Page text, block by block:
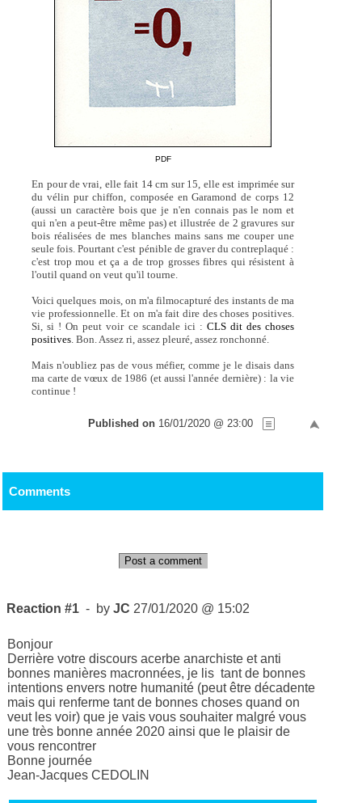
PDF
En pour de vrai, elle fait 14 cm sur 15, elle est imprimée sur
du vélin pur chiffon, composée en Garamond de corps 12
(aussi un caractère bois que je n'en connais pas le nom et
qui n'en a peut-être même pas) et illustrée de 2 gravures sur
bois réalisées de mes blanches mains sans me couper une
seule fois. Pourtant c'est pénible de graver du contreplaqué :
c'est trop mou et ça a de trop grosses fibres qui résistent à
l'outil quand on veut qu'il tourne.
Voici quelques mois, on m'a filmocapturé des instants de ma
vie professionnelle. Et on m'a fait dire des choses positives.
Si, si ! On peut voir ce scandale ici : CLS dit des choses
positives . Bon. Assez ri, assez pleuré, assez ronchonné.
Mais n'oubliez pas de vous méfier, comme je le disais dans
ma carte de vœux de 1986 (et aussi l'année dernière) : la vie
continue !
Published on 16/01/2020 @ 23:00
Comments
Post a comment
Reaction #1 - byJC 27/01/2020 @ 15:02
Bonjour
Derrière votre discours acerbe anarchiste et anti
bonnes manières macronnées, je lis tant de bonnes
intentions envers notre humanité (peut être décadente
mais qui renferme tant de bonnes choses quand on
veut les voir) que je vais vous souhaiter malgré vous
une très bonne année 2020 ainsi que le plaisir de
vous rencontrer
Bonne journée
Jean-Jacques CEDOLIN